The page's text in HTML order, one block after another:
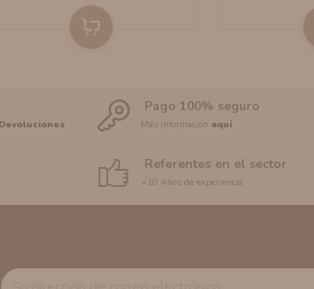
Pago 100% seguro
Más información aquí
Referentes en el sector
+10 Años de experiencia